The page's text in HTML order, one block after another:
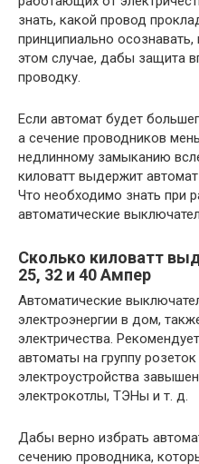
знать, какой провод
принципиально
этом случае, дабы защита
проводку.
Если автомат будет
а сечение проводников
недлинному замыканию
киловатт выдержит
Что необходимо знать при
автоматические
Сколько киловатт
25, 32 и 40 Ампер
Автоматические
электроэнергии в дом,
электричества.
автоматы на группу
электроустройства
электрокотлы, ТЭНы и т. д.
Дабы верно избрать
сечению проводника,